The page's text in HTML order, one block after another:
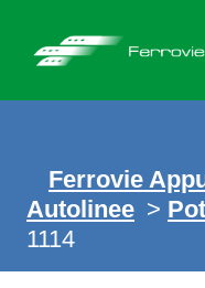
content
Ferrovie
Autolinee >
1114